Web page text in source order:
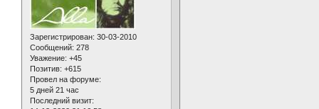
Зарегистрирован: 30-03-2010
Сообщений: 278
Уважение: +45
Позитив: +615
Провел на форуме:
5 дней 21 час
Последний визит: